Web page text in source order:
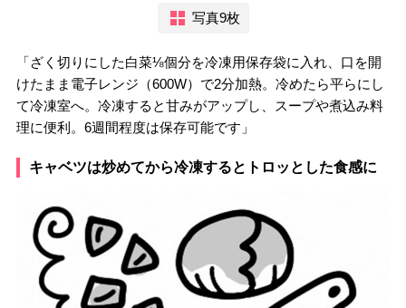
写真9枚
「ざく切りにした白菜⅛個分を冷凍用保存袋に入れ、口を開
けたまま電子レンジ（600W）で2分加熱。冷めたら平らにし
て冷凍室へ。冷凍すると甘みがアップし、スープや煮込み料
理に便利。6週間程度は保存可能です」
キャベツは炒めてから冷凍するとトロッとした食感に